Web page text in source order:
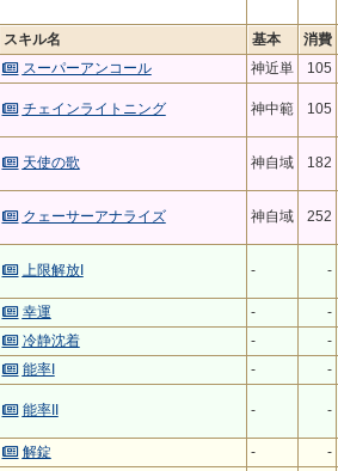
スキル名
基本 消費
スーパーアンコール
神近単 105
チェインライトニング 神中範 105
天使の歌 神自域 182
クェーサーアナライズ 神自域 252
上限解放I - -
幸運
- -
冷静沈着
- -
能率I
- -
能率II - -
解錠
- -